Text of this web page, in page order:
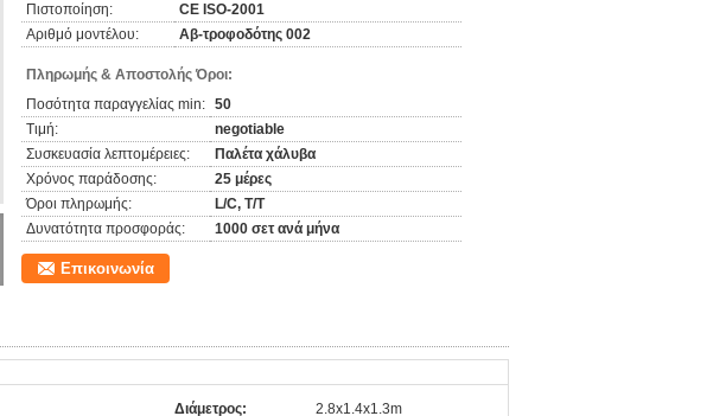
Πιστοποίηση:
CE ISO-2001
Αριθμό μοντέλου:
Αβ-τροφοδότης 002
Πληρωμής & Αποστολής Όροι:
Ποσότητα παραγγελίας min: 50
Τιμή:
negotiable
Συσκευασία λεπτομέρειες:
Παλέτα χάλυβα
Χρόνος παράδοσης:
25 μέρες
Όροι πληρωμής:
L/C, T/T
Δυνατότητα προσφοράς:
1000 σετ ανά μήνα
Επικοινωνία
Διάμετρος: 2.8x1.4x1.3m